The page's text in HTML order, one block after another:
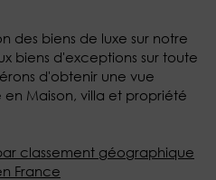
des biens de luxe sur notre
biens d'exceptions sur toute
d'obtenir une vue
Maison, villa et propriété
classement géographique
France